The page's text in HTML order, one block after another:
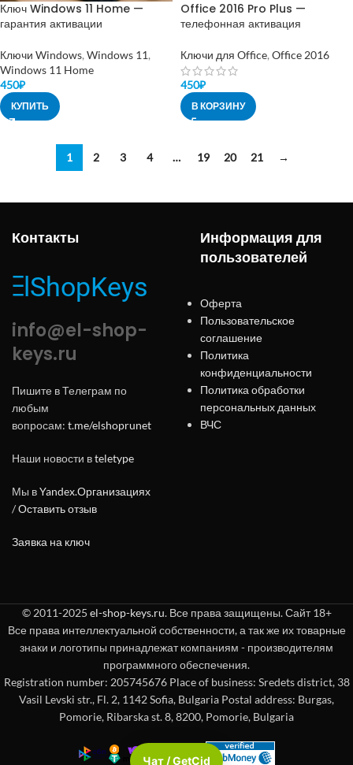
Ключ Windows 11 Home —
гарантия активации
Ключи Windows, Windows 11,
Windows 11 Home
450₽
КУПИТЬ
Office 2016 Pro Plus —
телефонная активация
Ключи для Office, Office 2016
450₽
В КОРЗИНУ
1 2 3 4 … 19 20 21 →
Контакты
info@el-shop-
keys.ru
Пишите в Телеграм по
любым
вопросам: t.me/elshoprunet
Наши новости вteletype
Мы вYandex.Организациях
/Оставить отзыв
Заявка на ключ
Информация для
пользователей
Оферта
Пользовательское
соглашение
Политика
конфиденциальности
Политика обработки
персональных данных
ВЧС
© 2011-2025 el-shop-keys.ru. Все права защищены. Сайт 18+
Все права интеллектуальной собственности, а так же их товарные
знаки и логотипы принадлежат компаниям - производителям
программного обеспечения.
Registration number: 205745676 Place of business: Sredets district, 38
Vasil Levski str., Fl. 2, 1142 Sofia, Bulgaria Postal address: Burgas,
Pomorie, Ribarska st. 8, 8200, Pomorie, Bulgaria
Чат / GetCid